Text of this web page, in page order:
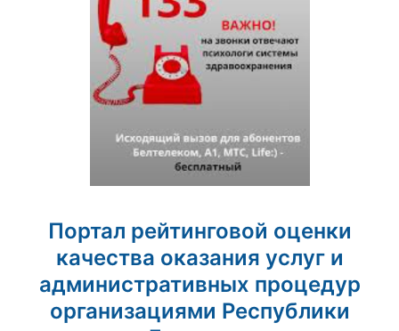
Портал рейтинговой оценки
качества оказания услуг и
административных процедур
организациями Республики